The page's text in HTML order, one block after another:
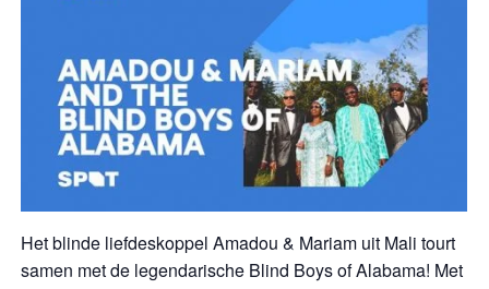
Het blinde liefdeskoppel Amadou & Mariam uit Mali tourt
samen met de legendarische Blind Boys of Alabama! Met